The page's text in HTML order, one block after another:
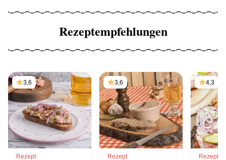
Rezeptempfehlungen
3,6
Rezept
3,6
Rezept
4,3
Rezept